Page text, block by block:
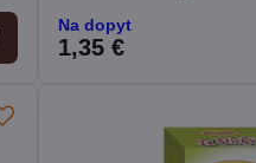
Na dopyt
1,35 €